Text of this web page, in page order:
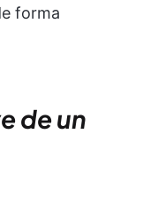
forma
de un